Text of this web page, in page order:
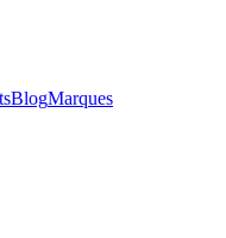
BlogMarques